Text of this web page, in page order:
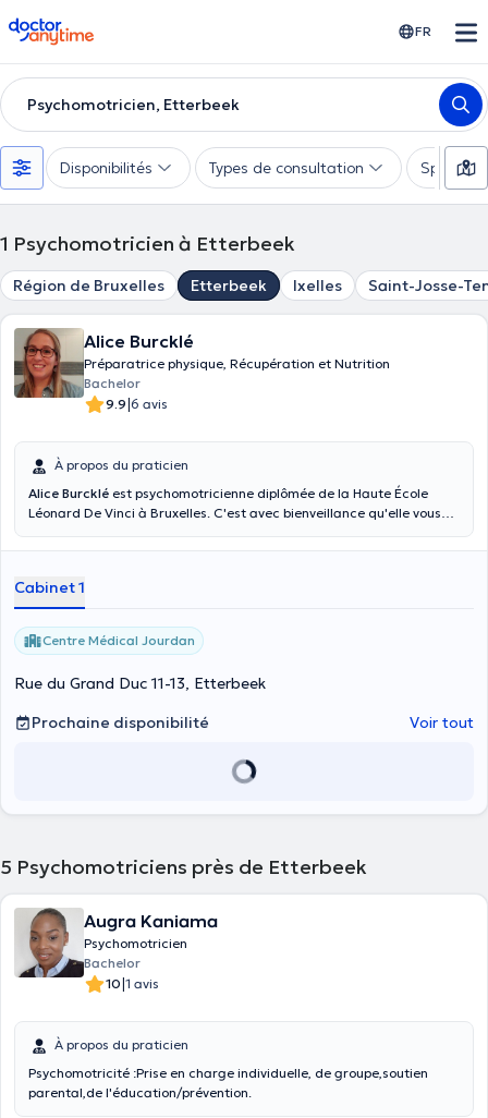
doctoranytime FR
Psychomotricien, Etterbeek
Disponibilités Types de consultation
1 Psychomotricien à Etterbeek
Région de Bruxelles Etterbeek Ixelles Saint-Josse-
Alice Burcklé
Préparatrice physique, Récupération et Nutrition
Bachelor
9.9|6 avis
À propos du praticien
Alice Burcklé est psychomotricienne diplômée de la Haute École
Léonard De Vinci à Bruxelles. C'est avec bienveillance qu'elle vous
individuel et spécifique à chaque patient (enfants, adultes et
psychomoteur pour ensuite s'il le faut effectuer un suivi
psychomoteur. Sportive et passionnée elle s'est formée en
Préparation Physique afin d'allier psychomotricité et sport. Mise en
place d'un programme sportif personnalisé en fonction des objectifs
niveau comme pour les amateurs pour tout type de demande : perte
Cabinet 1
Centre Médical Jourdan
Rue du Grand Duc 11-13, Etterbeek
Prochaine disponibilité
Voir tout
5 Psychomotriciens près de Etterbeek
Augra Kaniama
Psychomotricien
Bachelor
10|1 avis
À propos du praticien
Psychomotricité :Prise en charge individuelle, de groupe,soutien
parental,de l'éducation/prévention.